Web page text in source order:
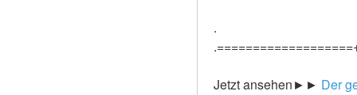
.
Jetzt ansehen►► Der